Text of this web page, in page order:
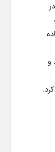
معمولاً در مواد پلاستیکی بکار می‌رود. در طول زمان این پلی اورتان دوام خود را از دست داده و باعث می‌شود نشان مزدا در
صورت باز شدن کیسه هوا بشکند. مزدا می‌گوید از سال ۲۰۰۶ به بعد از پلی‌استر بجای پلی اورتان استفاده کرده و این ماده
مشکل مواد اولیه را ندارد. همچنین NHTSA می‌گوید برخی مدل‌ها نیز از متریال بهتر برای پوشش ماژول کیسه هوا استفاده